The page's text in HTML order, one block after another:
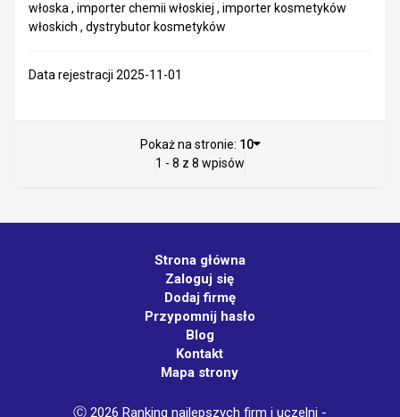
włoska , importer chemii włoskiej , importer kosmetyków
włoskich , dystrybutor kosmetyków
Data rejestracji 2025-11-01
Pokaż na stronie: 10
1 - 8 z 8 wpisów
Strona główna
Zaloguj się
Dodaj firmę
Przypomnij hasło
Blog
Kontakt
Mapa strony
Ⓒ 2026 Ranking najlepszych firm i uczelni -